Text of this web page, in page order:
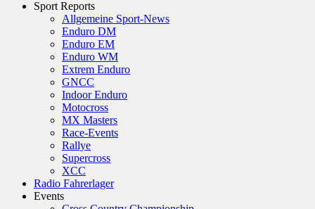
Sport Reports
Allgemeine Sport-News
Enduro DM
Enduro EM
Enduro WM
Extrem Enduro
GNCC
Indoor Enduro
Motocross
MX Masters
Race-Events
Rallye
Supercross
XCC
Radio Fahrerlager
Events